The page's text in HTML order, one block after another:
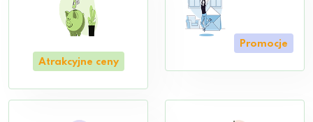
Atrakcyjne ceny
Promocje